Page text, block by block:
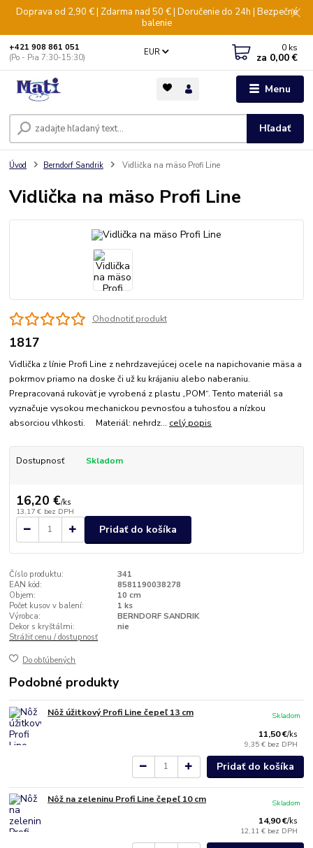
Doprava od 2,90 € | Zdarma nad 50 € | Doručenie do 24h | Bezpečné
balenie
Menu
EUR
Hľadať
+421 908 861 051
(Po - Pia 7:30-15:30)
0 ks
za 0,00 €
Úvod Berndorf Sandrik Vidlička na mäso Profi Line
Vidlička na mäso Profi Line
Ohodnotiť produkt
1817
Vidlička z línie Profi Line z nehrdzavejúcej ocele na napichovanie mäsa a
pokrmov priamo na doske či už ku krájaniu alebo naberaniu.
Prepracovaná rukoväť je vyrobená z plastu „POM“. Tento materiál sa
vyznačuje vysokou mechanickou pevnosťou a tuhosťou a nízkou
absorciou vlhkosti. Materiál: nehrdz... celý popis
Dostupnosť Skladom
16,20 €/ks
13,17 € bez DPH
Pridať do košíka
Číslo produktu:
341
EAN kód:
8581190038278
Objem:
10 cm
Počet kusov v balení:
1 ks
Výrobca:
BERNDORF SANDRIK
Dekor s kryštálmi:
nie
Strážiť cenu / dostupnosť
Do obľúbených
Podobné produkty
Nôž úžitkový Profi Line čepeľ 13 cm
11,50 €/ks
9,35 € bez DPH
Skladom
Pridať do košíka
Nôž na zeleninu Profi Line čepeľ 10 cm
14,90 €/ks
12,11 € bez DPH
Skladom